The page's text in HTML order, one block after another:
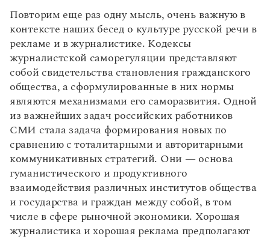
Повторим еще раз одну мысль, очень важную в
контексте наших бесед о культуре русской речи в
рекламе и в журналистике. Кодексы
журналистской саморегуляции представляют
собой свидетельства становления гражданского
общества, а сформулированные в них нормы
являются механизмами его саморазвития. Одной
из важнейших задач российских работников
СМИ стала задача формирования новых по
сравнению с тоталитарными и авторитарными
коммуникативных стратегий. Они — основа
гуманистического и продуктивного
взаимодействия различных институтов общества
и государства и граждан между собой, в том
числе в сфере рыночной экономики. Хорошая
журналистика и хорошая реклама предполагают